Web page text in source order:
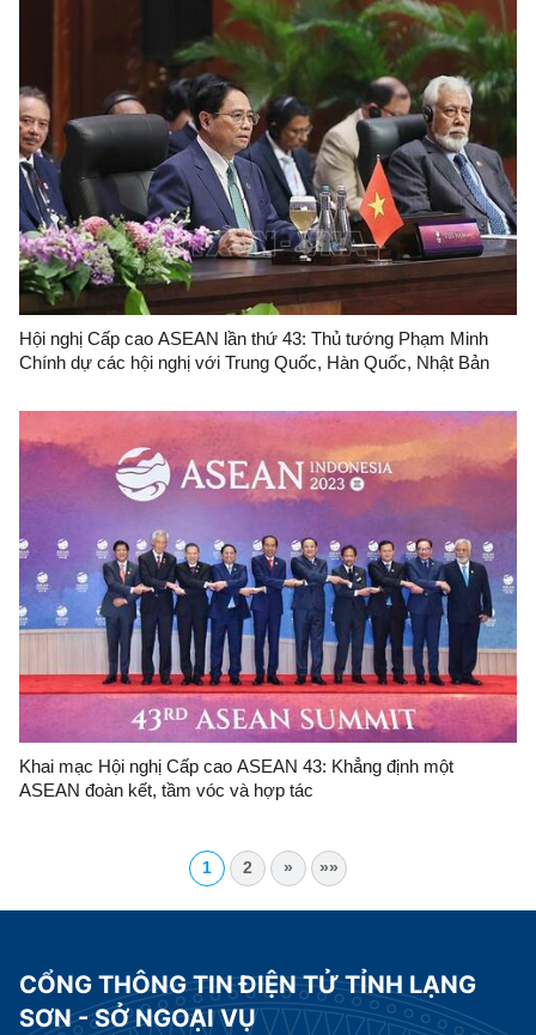
Hội nghị Cấp cao ASEAN lần thứ 43: Thủ tướng Phạm Minh
Chính dự các hội nghị với Trung Quốc, Hàn Quốc, Nhật Bản
Khai mạc Hội nghị Cấp cao ASEAN 43: Khẳng định một
ASEAN đoàn kết, tầm vóc và hợp tác
1 2 » »»
CỔNG THÔNG TIN ĐIỆN TỬ TỈNH LẠNG
SƠN - SỞ NGOẠI VỤ